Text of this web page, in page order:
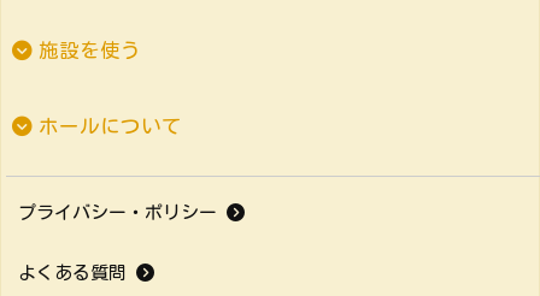
施設を使う
ホールについて
プライバシー・ポリシー
よくある質問